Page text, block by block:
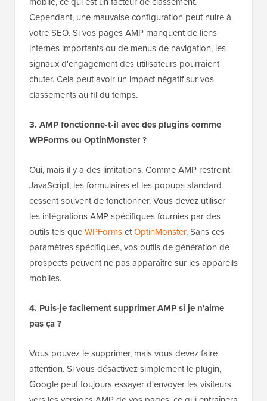
Cependant, une mauvaise configuration peut nuire à
votre SEO. Si vos pages AMP manquent de liens
internes importants ou de menus de navigation, les
signaux d'engagement des utilisateurs pourraient
chuter. Cela peut avoir un impact négatif sur vos
classements au fil du temps.
3. AMP fonctionne-t-il avec des plugins comme
WPForms ou OptinMonster ?
Oui, mais il y a des limitations. Comme AMP restreint
JavaScript, les formulaires et les popups standard
cessent souvent de fonctionner. Vous devez utiliser
les intégrations AMP spécifiques fournies par des
outils tels queWPFormsetOptinMonster. Sans ces
paramètres spécifiques, vos outils de génération de
prospects peuvent ne pas apparaître sur les appareils
mobiles.
4. Puis-je facilement supprimer AMP si je n'aime
pas ça ?
Vous pouvez le supprimer, mais vous devez faire
attention. Si vous désactivez simplement le plugin,
Google peut toujours essayer d'envoyer les visiteurs